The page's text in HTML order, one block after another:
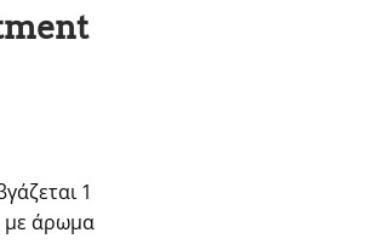
1
με άρωμα